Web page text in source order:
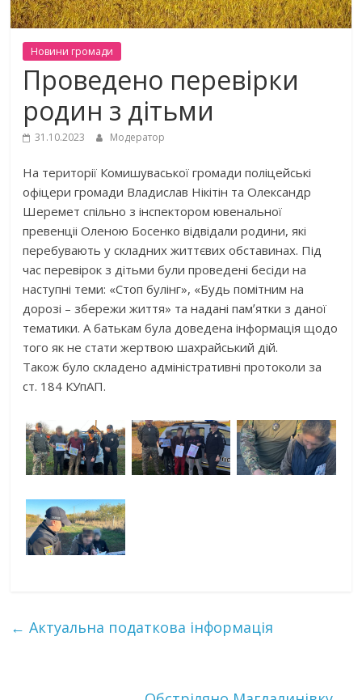
Новини громади
Проведено перевірки
родин з дітьми
31.10.2023 Модератор
На території Комишуваської громади поліцейські
офіцери громади Владислав Нікітін та Олександр
Шеремет спільно з інспектором ювенальної
превенціі Оленою Босенко відвідали родини, які
перебувають у складних життєвих обставинах. Під
час перевірок з дітьми були проведені бесіди на
наступні теми: «Стоп булінг», «Будь помітним на
дорозі – збережи життя» та надані памʼятки з даної
тематики. А батькам була доведена інформація щодо
того як не стати жертвою шахрайський дій.
Також було складено адміністративні протоколи за
ст. 184 КУпАП.
← Актуальна податкова інформація